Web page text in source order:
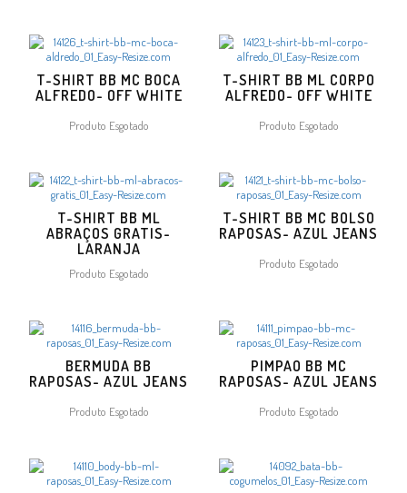
T-SHIRT BB MC BOCA
ALFREDO- OFF WHITE
Produto Esgotado
T-SHIRT BB ML CORPO
ALFREDO- OFF WHITE
Produto Esgotado
T-SHIRT BB ML
ABRAÇOS GRATIS-
LARANJA
Produto Esgotado
T-SHIRT BB MC BOLSO
RAPOSAS- AZUL JEANS
Produto Esgotado
BERMUDA BB
RAPOSAS- AZUL JEANS
Produto Esgotado
PIMPAO BB MC
RAPOSAS- AZUL JEANS
Produto Esgotado